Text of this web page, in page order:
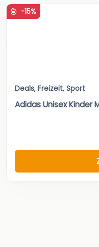
-15%
Deals, Freizeit, Sport
Adidas Unisex Kinder